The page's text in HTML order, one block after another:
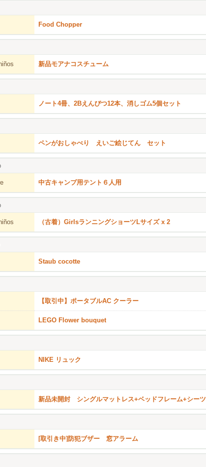
Food Chopper
新品モアナコスチューム
ノート4冊、2Bえんぴつ12本、消しゴム5個セット
ペンがおしゃべり えいご絵じてん セット
中古キャンプ用テント６人用
（古着）GirlsランニングショーツLサイズ x 2
Staub cocotte
【取引中】ポータブルAC クーラー
LEGO Flower bouquet
NIKE リュック
新品未開封 シングルマットレス+ベッドフレーム+シーツ
[取引き中]防犯ブザー 窓アラーム